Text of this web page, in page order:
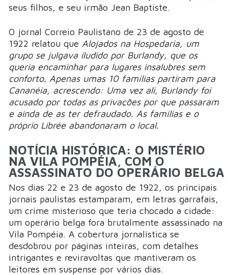
seus filhos, e seu irmão Jean Baptiste.
O jornal Correio Paulistano de 23 de agosto de
1922 relatou que Alojados na Hospedaria, um
grupo se julgava iludido por Burlandy, que os
queria encaminhar para lugares insalubres sem
conforto. Apenas umas 10 famílias partiram para
Cananéia, acrescendo: Uma vez ali, Burlandy foi
acusado por todas as privações por que passaram
e ainda de as ter defraudado. As famílias e o
próprio Librée abandonaram o local.
NOTÍCIA HISTÓRICA: O MISTÉRIO
NA VILA POMPÉIA, COM O
ASSASSINATO DO OPERÁRIO BELGA
Nos dias 22 e 23 de agosto de 1922, os principais
jornais paulistas estamparam, em letras garrafais,
um crime misterioso que teria chocado a cidade:
um operário belga fora brutalmente assassinado na
Vila Pompéia. A cobertura jornalística se
desdobrou por páginas inteiras, com detalhes
intrigantes e reviravoltas que mantiveram os
leitores em suspense por vários dias.